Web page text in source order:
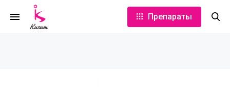
Препараты